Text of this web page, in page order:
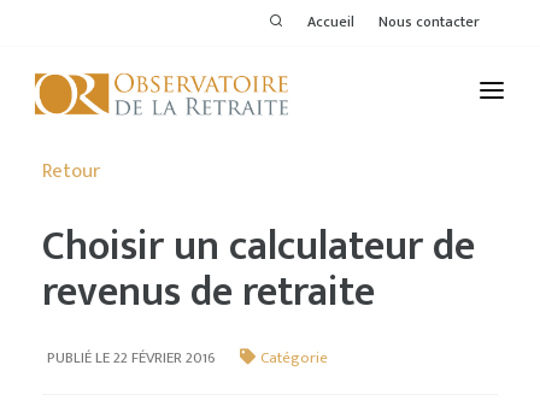
Accueil Nous contacter
ACTIVITÉS
Retour
Choisir un calculateur de
revenus de retraite
PUBLIÉ LE 22 FÉVRIER 2016 Catégorie